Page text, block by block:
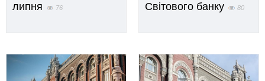
липня
76
Світового банку
80